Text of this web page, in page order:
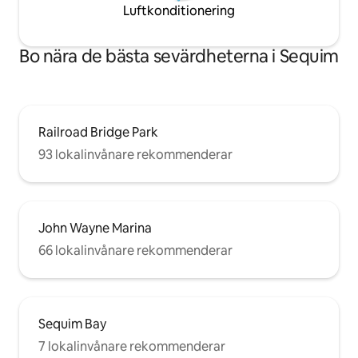
Luftkonditionering
Bo nära de bästa sevärdheterna i Sequim
Railroad Bridge Park
93 lokalinvånare rekommenderar
John Wayne Marina
66 lokalinvånare rekommenderar
Sequim Bay
7 lokalinvånare rekommenderar